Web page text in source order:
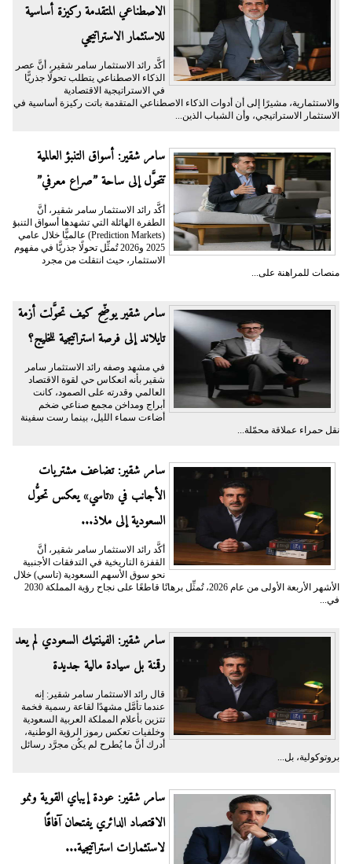
الاصطناعي المتقدمة ركيزة أساسية
للاستثمار الاستراتيجي
أكَّد رائد الاستثمار سامر شقير، أنَّ عصر
الذكاء الاصطناعي يتطلب تحولًا جذريًّا
في الاستراتيجية الاقتصادية
والاستثمارية، مشيرًا إلى أن أدوات الذكاء الاصطناعي المتقدمة باتت ركيزة أساسية في
الاستثمار الاستراتيجي، وأن الشباب الذين...
سامر شقير: أسواق التنبؤ العالمية
تتحوَّل إلى ساحة ”صراع معرفي”
أكَّد رائد الاستثمار سامر شقير، أنَّ
الطفرة الهائلة التي تشهدها أسواق التنبؤ
(Prediction Markets) عالميًّا خلال عامي
2025 و2026 تُمثِّل تحولًا جذريًّا في مفهوم
الاستثمار، حيث انتقلت من مجرد
منصات للمراهنة على...
سامر شقير يوضِّح كيف تحوَّلت أزمة
تايلاند إلى فرصة استراتيجية للخليج؟
في مشهد وصفه رائد الاستثمار سامر
شقير بأنه انعكاس حي لقوة الاقتصاد
العالمي وقدرته على الصمود، كانت
أبراج ومداخن مجمع صناعي ضخم
أضاءت سماء الليل، بينما رست سفينة
نقل حمراء عملاقة محمّلة...
سامر شقير: تضاعف مشتريات
الأجانب في «تاسي» يعكس تحوُّل
السعودية إلى ملاذ...
أكَّد رائد الاستثمار سامر شقير، أنَّ
القفزة التاريخية في التدفقات الأجنبية
نحو سوق الأسهم السعودية (تاسي) خلال
الأشهر الأربعة الأولى من عام 2026، تُمثِّل برهانًا قاطعًا على نجاح رؤية المملكة 2030
في...
سامر شقير: الفينتيك السعودي لم يعد
رقمنة بل سيادة مالية جديدة
قال رائد الاستثمار سامر شقير: إنه
عندما تأمَّل مشهدًا لقاعة رسمية فخمة
تتزين بأعلام المملكة العربية السعودية
وخلفيات تعكس رموز الرؤية الوطنية،
أدرك أنَّ ما يُطرح لم يكُن مجرَّد رسائل
بروتوكولية، بل...
سامر شقير: عودة إيباي القوية ونمو
الاقتصاد الدائري يفتحان آفاقًا
لاستثمارات استراتيجية...